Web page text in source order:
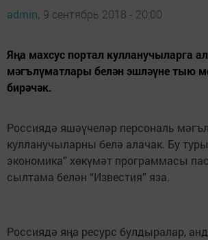
admin, 9 сентябрь 2018 - 20:00
Яңа махсус портал кулланучыларга
мәгълүматлары белән эшләүне тыю
бирәчәк.
Россиядә яшәүчеләр персональ
кулланучыларны белә алачак. Бу
экономика” хөкүмәт программасы
сылтама белән “Известия” яза.
Россиядә яңа ресурс булдыралар,